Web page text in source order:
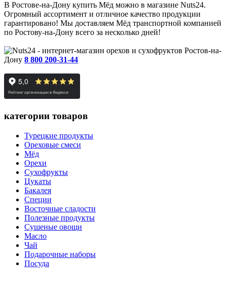
В Ростове-на-Дону купить Мёд можно в магазине Nuts24.
Огромный ассортимент и отличное качество продукции
гарантировано! Мы доставляем Мёд транспортной компанией
по Ростову-на-Дону всего за несколько дней!
Ростов-на-
Дону 8 800 200-31-44
категории товаров
Турецкие продукты
Ореховые смеси
Мёд
Орехи
Сухофрукты
Цукаты
Бакалея
Специи
Восточные сладости
Полезные продукты
Сушеные овощи
Масло
Чай
Подарочные наборы
Посуда